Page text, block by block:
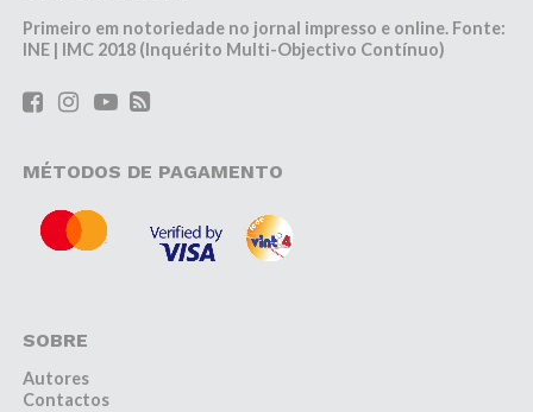
Primeiro em notoriedade no jornal impresso e online. Fonte:
INE | IMC 2018 (Inquérito Multi-Objectivo Contínuo)
MÉTODOS DE PAGAMENTO
SOBRE
Autores
Contactos